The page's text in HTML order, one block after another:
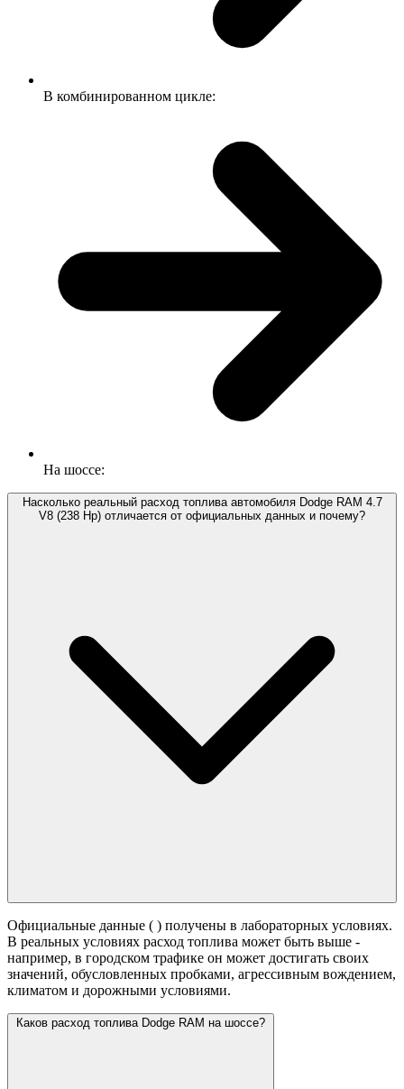
В комбинированном цикле:
На шоссе:
Насколько реальный расход топлива автомобиля Dodge RAM 4.7
V8 (238 Hp) отличается от официальных данных и почему?
Официальные данные ( ) получены в лабораторных условиях.
В реальных условиях расход топлива может быть выше -
например, в городском трафике он может достигать своих
значений, обусловленных пробками, агрессивным вождением,
климатом и дорожными условиями.
Каков расход топлива Dodge RAM на шоссе?